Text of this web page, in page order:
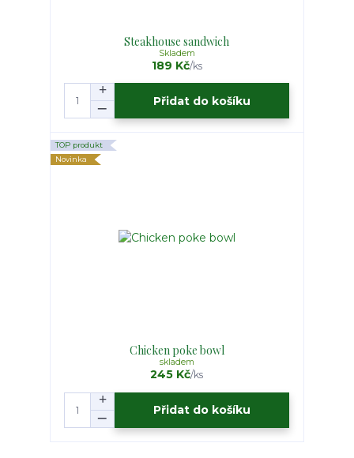
Steakhouse sandwich
189 Kč/ks
Skladem
Přidat do košíku
TOP produkt
Novinka
Chicken poke bowl
245 Kč/ks
skladem
Přidat do košíku